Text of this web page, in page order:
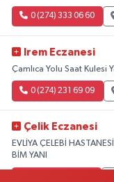
0 (274) 333 06 60
Irem Eczanesi
Çamlıca Yolu Saat Kulesi
0 (274) 231 69 09
Çelik Eczanesi
EVLİYA ÇELEBİ
BİM YANI